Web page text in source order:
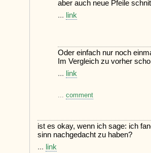
aber auch neue Pfeile
... link
Oder einfach nur noch
Im Vergleich zu vorher
... link
... comment
ist es okay, wenn ich sage: ich
sinn nachgedacht zu haben?
... link